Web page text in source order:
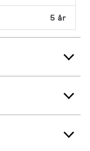
5 år